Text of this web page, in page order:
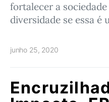
fortalecer a
diversidade se essa é
junho 25, 2020